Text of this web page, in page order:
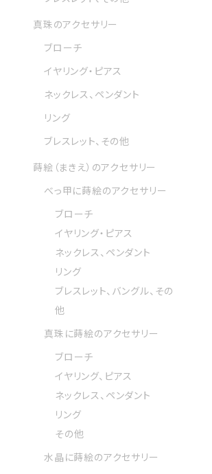
真珠のアクセサリー
ブローチ
イヤリング・ピアス
ネックレス、ペンダント
リング
ブレスレット、その他
蒔絵（まきえ）のアクセサリー
べっ甲に蒔絵のアクセサリー
ブローチ
イヤリング・ピアス
ネックレス、ペンダント
リング
ブレスレット、バングル、その
他
真珠に蒔絵のアクセサリー
ブローチ
イヤリング、ピアス
ネックレス、ペンダント
リング
その他
水晶に蒔絵のアクセサリー